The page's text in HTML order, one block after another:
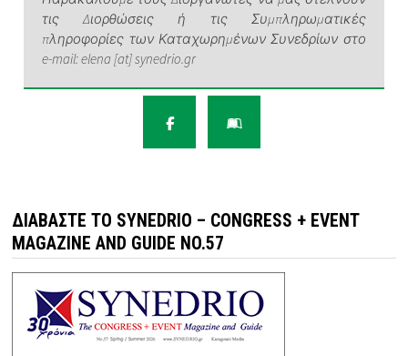
τις Διορθώσεις ή τις Συμπληρωματικές
πληροφορίες των Καταχωρημένων Συνεδρίων στο
e-mail: elena [at] synedrio.gr
ΔΙΑΒΆΣΤΕ ΤΟ SYNEDRIO – CONGRESS + EVENT
MAGAZINE AND GUIDE NO.57